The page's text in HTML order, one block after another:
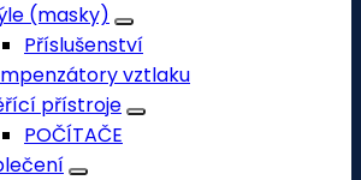
(masky)
Příslušenství
vztlaku
přístroje
POČÍTAČE